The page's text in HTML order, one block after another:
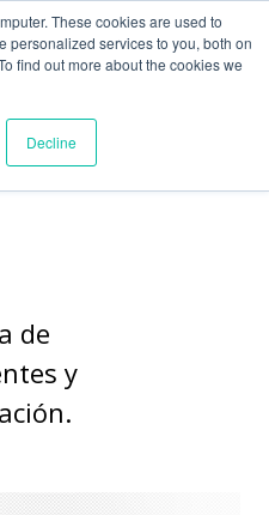
These cookies are used to
personalized services to you, both on
find out more about the cookies we
Decline
de
y